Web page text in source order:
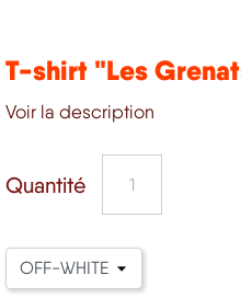
T-shirt "Les
Voir la description
Quantité